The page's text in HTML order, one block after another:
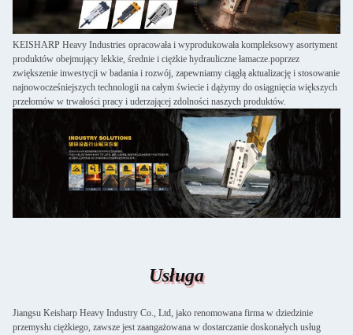
KEISHARP Heavy Industries opracowała i wyprodukowała kompleksowy asortyment
produktów obejmujący lekkie, średnie i ciężkie hydrauliczne łamacze.poprzez
zwiększenie inwestycji w badania i rozwój, zapewniamy ciągłą aktualizację i stosowanie
najnowocześniejszych technologii na całym świecie i dążymy do osiągnięcia większych
przełomów w trwałości pracy i uderzającej zdolności naszych produktów.
Usługa
Jiangsu Keisharp Heavy Industry Co., Ltd, jako renomowana firma w dziedzinie
przemysłu ciężkiego, zawsze jest zaangażowana w dostarczanie doskonałych usług